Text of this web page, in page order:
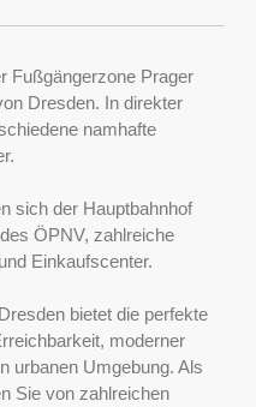
Fußgängerzone Prager
Dresden. In direkter
namhafte
sich der Hauptbahnhof
ÖPNV, zahlreiche
Einkaufscenter.
bietet die perfekte
moderner
urbanen Umgebung. Als
Sie von zahlreichen